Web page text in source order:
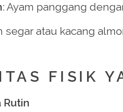
: Ayam panggang
segar atau kacang
FISIK
Rutin